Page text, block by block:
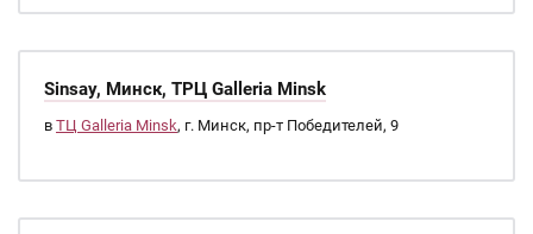
Sinsay, Минск, ТРЦ Galleria Minsk
в ТЦ Galleria Minsk, г. Минск, пр-т Победителей, 9